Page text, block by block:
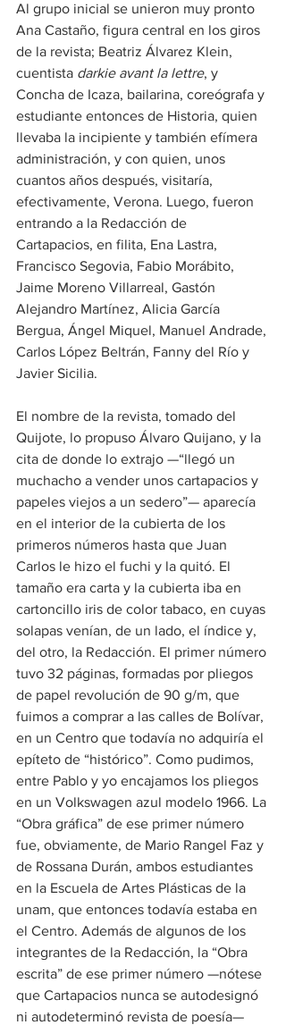
Al grupo inicial se unieron muy pronto
Ana Castaño, figura central en los giros
de la revista; Beatriz Álvarez Klein,
cuentista darkie avant la lettre, y
Concha de Icaza, bailarina, coreógrafa y
estudiante entonces de Historia, quien
llevaba la incipiente y también efímera
administración, y con quien, unos
cuantos años después, visitaría,
efectivamente, Verona. Luego, fueron
entrando a la Redacción de
Cartapacios, en filita, Ena Lastra,
Francisco Segovia, Fabio Morábito,
Jaime Moreno Villarreal, Gastón
Alejandro Martínez, Alicia García
Bergua, Ángel Miquel, Manuel Andrade,
Carlos López Beltrán, Fanny del Río y
Javier Sicilia.
El nombre de la revista, tomado del
Quijote, lo propuso Álvaro Quijano, y la
cita de donde lo extrajo —“llegó un
muchacho a vender unos cartapacios y
papeles viejos a un sedero”— aparecía
en el interior de la cubierta de los
primeros números hasta que Juan
Carlos le hizo el fuchi y la quitó. El
tamaño era carta y la cubierta iba en
cartoncillo iris de color tabaco, en cuyas
solapas venían, de un lado, el índice y,
del otro, la Redacción. El primer número
tuvo 32 páginas, formadas por pliegos
de papel revolución de 90 g/m, que
fuimos a comprar a las calles de Bolívar,
en un Centro que todavía no adquiría el
epíteto de “histórico”. Como pudimos,
entre Pablo y yo encajamos los pliegos
en un Volkswagen azul modelo 1966. La
“Obra gráfica” de ese primer número
fue, obviamente, de Mario Rangel Faz y
de Rossana Durán, ambos estudiantes
en la Escuela de Artes Plásticas de la
unam, que entonces todavía estaba en
el Centro. Además de algunos de los
integrantes de la Redacción, la “Obra
escrita” de ese primer número —nótese
que Cartapacios nunca se autodesignó
ni autodeterminó revista de poesía—